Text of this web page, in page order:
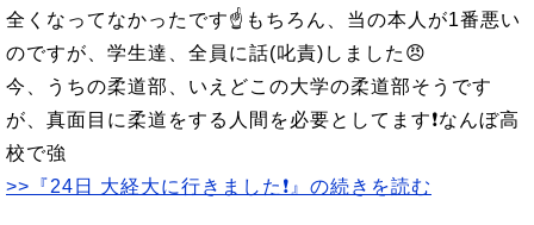
全くなってなかったです☝もちろん、当の本人が1番悪い
のですが、学生達、全員に話(叱責)しました😠
今、うちの柔道部、いえどこの大学の柔道部そうです
が、真面目に柔道をする人間を必要としてます❗なんぼ高
校で強
>>『24日 大経大に行きました❗』の続きを読む